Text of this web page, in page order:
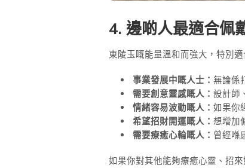
4. 邊啲人最適合佩
東陵玉嘅能量溫和而強大，特別
事業發展中嘅人士：無論係
需要創意靈感嘅人：設計師
情緒容易波動嘅人：如果你
希望招財開運嘅人：想增加
需要療癒心輪嘅人： 曾經喺
如果你對其他能夠療癒心靈、招